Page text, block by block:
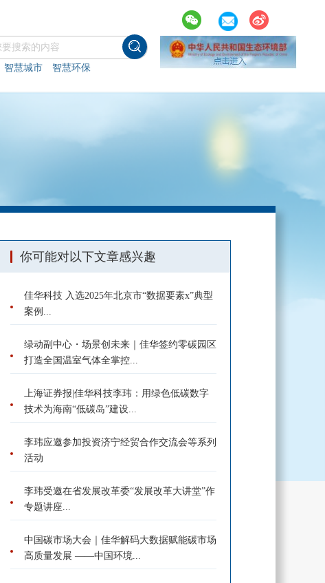
智慧城市 智慧环保
你可能对以下文章感兴趣
佳华科技 入选2025年北京市“数据要素x”典型
案例...
绿动副中心・场景创未来｜佳华签约零碳园区
打造全国温室气体全掌控...
上海证券报|佳华科技李玮：用绿色低碳数字
技术为海南“低碳岛”建设...
李玮应邀参加投资济宁经贸合作交流会等系列
活动
李玮受邀在省发展改革委“发展改革大讲堂”作
专题讲座...
中国碳市场大会｜佳华解码大数据赋能碳市场
高质量发展 ——中国环境...